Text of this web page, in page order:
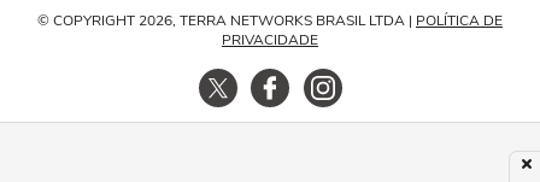
© COPYRIGHT 2026, TERRA NETWORKS BRASIL LTDA | POLÍTICA DE
PRIVACIDADE